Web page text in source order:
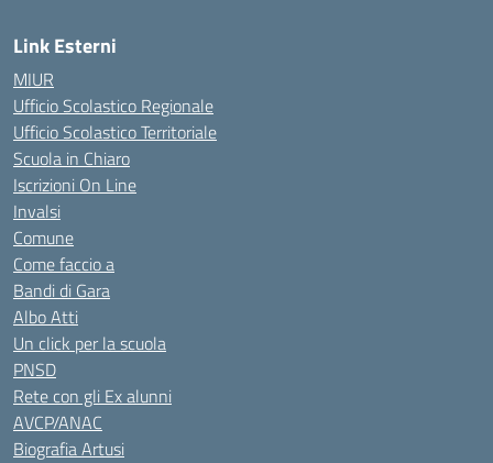
Link Esterni
MIUR
Ufficio Scolastico Regionale
Ufficio Scolastico Territoriale
Scuola in Chiaro
Iscrizioni On Line
Invalsi
Comune
Come faccio a
Bandi di Gara
Albo Atti
Un click per la scuola
PNSD
Rete con gli Ex alunni
AVCP/ANAC
Biografia Artusi